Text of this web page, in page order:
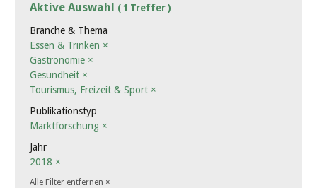
Aktive Auswahl ( 1 Treffer )
Branche & Thema
Essen & Trinken ×
Gastronomie ×
Gesundheit ×
Tourismus, Freizeit & Sport ×
Publikationstyp
Marktforschung ×
Jahr
2018 ×
Alle Filter entfernen ×